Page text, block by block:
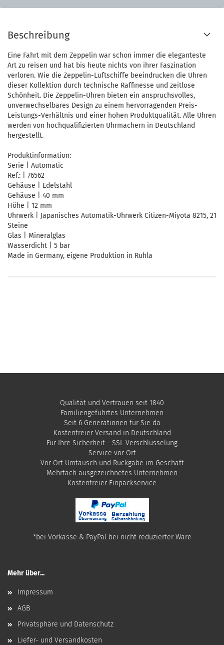
Beschreibung
Eine Fahrt mit dem Zeppelin war schon immer die eleganteste
Art zu reisen und hat bis heute nichts von ihrer Faszination
verloren. Wie die Zeppelin-Luftschiffe beeindrucken die Uhren
dieser Kollektion durch technische Raffinesse und zeitlose
Schönheit. Die Zeppelin-Uhren bieten ein anspruchsvolles,
unverwechselbares Design zu einem hervorragenden Preis-
Leistungs-Verhältnis und einer hohen Produktqualität. Alle Uhren
werden von hochqualifizierten Uhrmachern in Deutschland
hergestellt.
Produktinformation:
Serie | Automatic
Ref.: | 76562
Gehäuse | Edelstahl
Gehäuse | 40 mm
Höhe | 12 mm
Uhrwerk | Japanisches Automatik-Uhrwerk Citizen-Miyota 8215, 21
Steine
Glas | Mineralglas
Wasserdicht | 5 bar
Made in Germany, eigene Produktion in Ruhla
Qualität und Vertrauen seit 1840
Familiengeführtes Unternehmen
Seit 6 Generationen für Sie da
Kostenfreier Versand in Deutschland
Für Ihre Sicherheit - SSL Verschlüsselung
Service vor Ort
Vor Ort Umtausch und Rückgabe im Geschäft
Mehrfach ausgezeichnetes Unternehmen
​Kostenfreier Einpackservice
*bei Vorkasse & PayPal bei nicht reduzierter Ware
Mehr über...
Impressum
AGB
Privatsphäre und Datenschutz
Liefer- und Versandkosten